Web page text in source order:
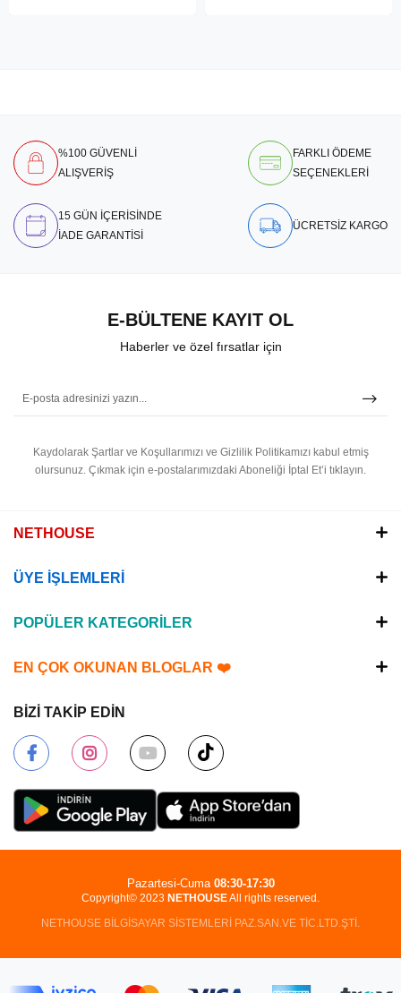
%100 GÜVENLİ
ALIŞVERİŞ
FARKLI ÖDEME
SEÇENEKLERİ
15 GÜN İÇERİSİNDE
İADE GARANTİSİ
ÜCRETSİZ KARGO
E-BÜLTENE KAYIT OL
Haberler ve özel fırsatlar için
Kaydolarak Şartlar ve Koşullarımızı ve Gizlilik Politikamızı kabul etmiş
olursunuz. Çıkmak için e-postalarımızdaki Aboneliği İptal Et’i tıklayın.
NETHOUSE
ÜYE İŞLEMLERİ
POPÜLER KATEGORİLER
EN ÇOK OKUNAN BLOGLAR ❤️
BİZİ TAKİP EDİN
Copyright© 2023 NETHOUSEAll rights reserved.
NETHOUSE BİLGİSAYAR SİSTEMLERİ PAZ.SAN.VE TİC.LTD.ŞTİ.
Pazartesi-Cuma 08:30-17:30